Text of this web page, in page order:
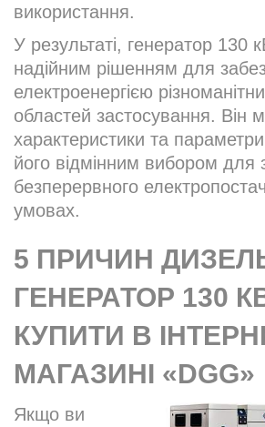
використання.
У результаті, генератор 130
надійним рішенням для
електроенергією
областей застосування. Він
характеристики та
його відмінним вибором для
безперервного
умовах.
5 ПРИЧИН
ГЕНЕРАТОР 130
КУПИТИ В
МАГАЗИНІ «DGG»
Якщо ви